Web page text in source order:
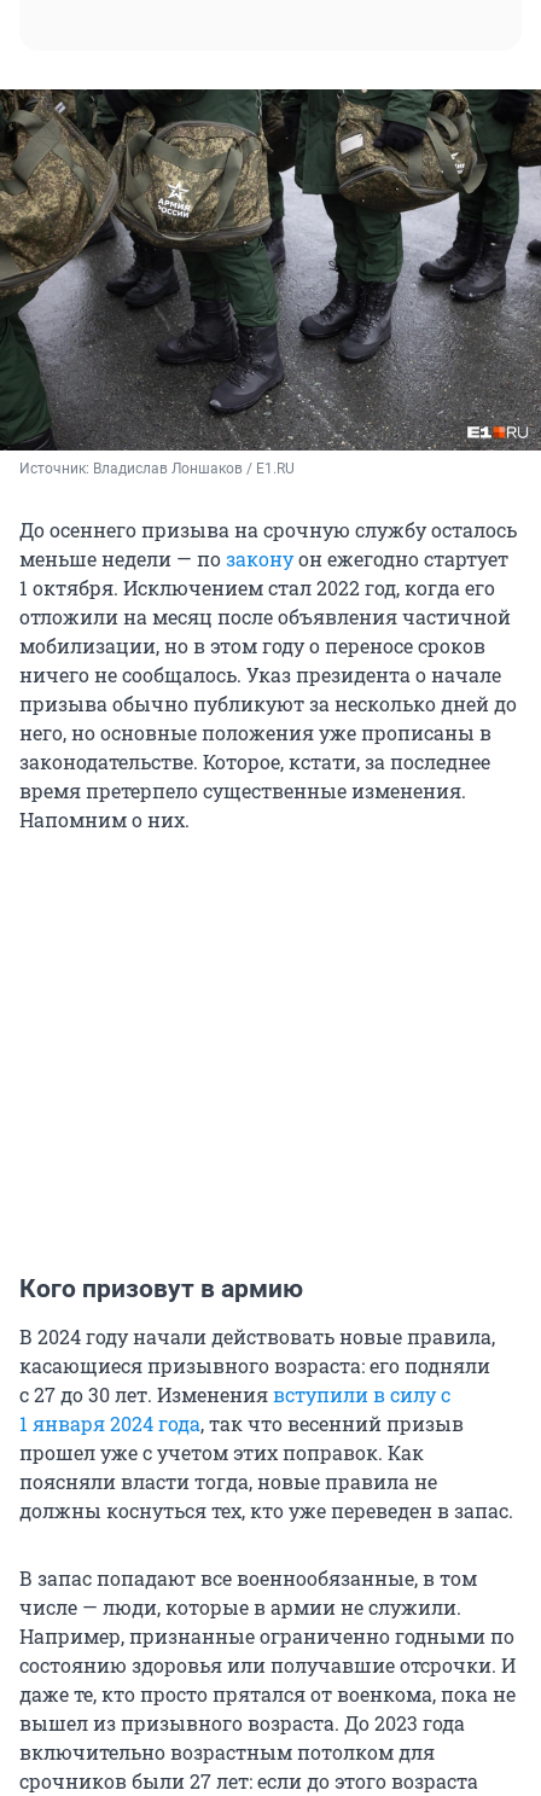
Источник: Владислав Лоншаков / E1.RU
До осеннего призыва на срочную службу осталось
меньше недели — позаконуон ежегодно стартует
1 октября. Исключением стал 2022 год, когда его
отложили на месяц после объявления частичной
мобилизации, но в этом году о переносе сроков
ничего не сообщалось. Указ президента о начале
призыва обычно публикуют за несколько дней до
него, но основные положения уже прописаны в
законодательстве. Которое, кстати, за последнее
время претерпело существенные изменения.
Напомним о них.
Кого призовут в армию
В 2024 году начали действовать новые правила,
касающиеся призывного возраста: его подняли
с 27 до 30 лет. Изменениявступили в силу с
1 января 2024 года, так что весенний призыв
прошел уже с учетом этих поправок. Как
поясняли власти тогда, новые правила не
должны коснуться тех, кто уже переведен в запас.
В запас попадают все военнообязанные, в том
числе — люди, которые в армии не служили.
Например, признанные ограниченно годными по
состоянию здоровья или получавшие отсрочки. И
даже те, кто просто прятался от военкома, пока не
вышел из призывного возраста. До 2023 года
включительно возрастным потолком для
срочников были 27 лет: если до этого возраста